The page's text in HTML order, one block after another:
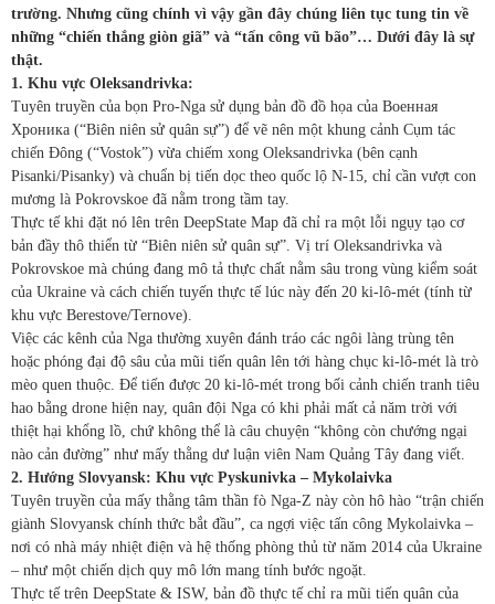
trường. Nhưng cũng chính vì vậy gần đây chúng liên tục tung tin về
những “chiến thắng giòn giã” và “tấn công vũ bão”… Dưới đây là sự
thật.
1. Khu vực Oleksandrivka:
Tuyên truyền của bọn Pro-Nga sử dụng bản đồ đồ họa của Военная
Хроника (“Biên niên sử quân sự”) để vẽ nên một khung cảnh Cụm tác
chiến Đông (“Vostok”) vừa chiếm xong Oleksandrivka (bên cạnh
Pisanki/Pisanky) và chuẩn bị tiến dọc theo quốc lộ N-15, chỉ cần vượt con
mương là Pokrovskoe đã nằm trong tầm tay.
Thực tế khi đặt nó lên trên DeepState Map đã chỉ ra một lỗi ngụy tạo cơ
bản đầy thô thiển từ “Biên niên sử quân sự”. Vị trí Oleksandrivka và
Pokrovskoe mà chúng đang mô tả thực chất nằm sâu trong vùng kiểm soát
của Ukraine và cách chiến tuyến thực tế lúc này đến 20 ki-lô-mét (tính từ
khu vực Berestove/Ternove).
Việc các kênh của Nga thường xuyên đánh tráo các ngôi làng trùng tên
hoặc phóng đại độ sâu của mũi tiến quân lên tới hàng chục ki-lô-mét là trò
mèo quen thuộc. Để tiến được 20 ki-lô-mét trong bối cảnh chiến tranh tiêu
hao bằng drone hiện nay, quân đội Nga có khi phải mất cả năm trời với
thiệt hại khổng lồ, chứ không thể là câu chuyện “không còn chướng ngại
nào cản đường” như mấy thằng dư luận viên Nam Quảng Tây đang viết.
2. Hướng Slovyansk: Khu vực Pyskunivka – Mykolaivka
Tuyên truyền của mấy thằng tâm thần fò Nga-Z này còn hô hào “trận chiến
giành Slovyansk chính thức bắt đầu”, ca ngợi việc tấn công Mykolaivka –
nơi có nhà máy nhiệt điện và hệ thống phòng thủ từ năm 2014 của Ukraine
– như một chiến dịch quy mô lớn mang tính bước ngoặt.
Thực tế trên DeepState & ISW, bản đồ thực tế chỉ ra mũi tiến quân của